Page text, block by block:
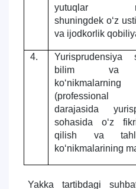
yutuqlar
shuningdek о‘z
va ijodkorlik
4.
Yurisprudensiya
bilim va
kо‘nikmalarning
darajasida
sohasida о‘z
qilish va
kо‘nikmalarining
Yakka tartibdagi